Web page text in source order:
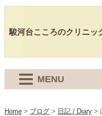
駿河台こころのクリニッ
MENU
Home> ブログ> 日記 / Diary>